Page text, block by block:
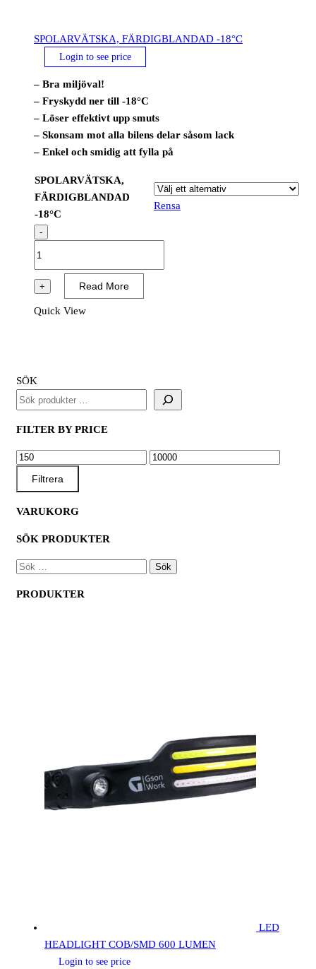
SPOLARVÄTSKA, FÄRDIGBLANDAD -18°C
Login to see price
– Bra miljöval!
– Fryskydd ner till -18°C
– Löser effektivt upp smuts
– Skonsam mot alla bilens delar såsom lack
– Enkel och smidig att fylla på
SPOLARVÄTSKA,
FÄRDIGBLANDAD
-18°C
Rensa
-
-18°C
+ Read More
Quick View
SÖK
FILTER BY PRICE
MIN
PRIS
MAX
Filtrera
VARUKORG
SÖK PRODUKTER
SÖK
PRODUKTER
LED
HEADLIGHT COB/SMD 600 LUMEN
Login to see price